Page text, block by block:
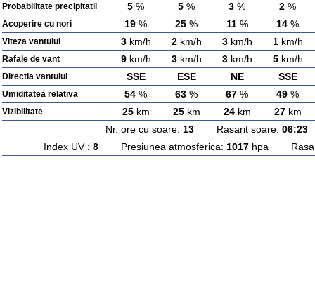
Probabilitate precipitatii 5 % 5 % 3 % 2 %
Acoperire cu nori 19 % 25 % 11% 14 %
Viteza vantului 3km/h 2km/h 3km/h 1km/h
Rafale de vant 9km/h 3km/h 3km/h 5km/h
Directia vantului SSE ESE NE SSE
Umiditatea relativa 54 % 63 % 67 % 49 %
Vizibilitate 25km 25km 24km 27km
Nr. ore cu soare: 13Rasarit soare: 06:23
Index UV : 8Presiunea atmosferica: 1017hpa